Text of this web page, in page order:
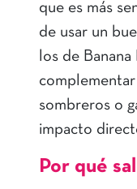
que es más
de usar un
los de
sombreros o
impacto
Por qué